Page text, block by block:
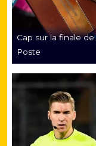
Cap sur la finale
Poste